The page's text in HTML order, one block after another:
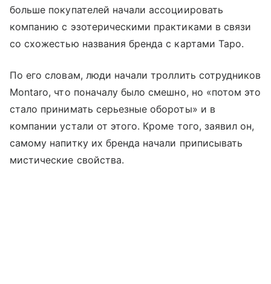
больше покупателей начали ассоциировать
компанию с эзотерическими практиками в связи
со схожестью названия бренда с картами Таро.
По его словам, люди начали троллить сотрудников
Montaro, что поначалу было смешно, но «потом это
стало принимать серьезные обороты» и в
компании устали от этого. Кроме того, заявил он,
самому напитку их бренда начали приписывать
мистические свойства.